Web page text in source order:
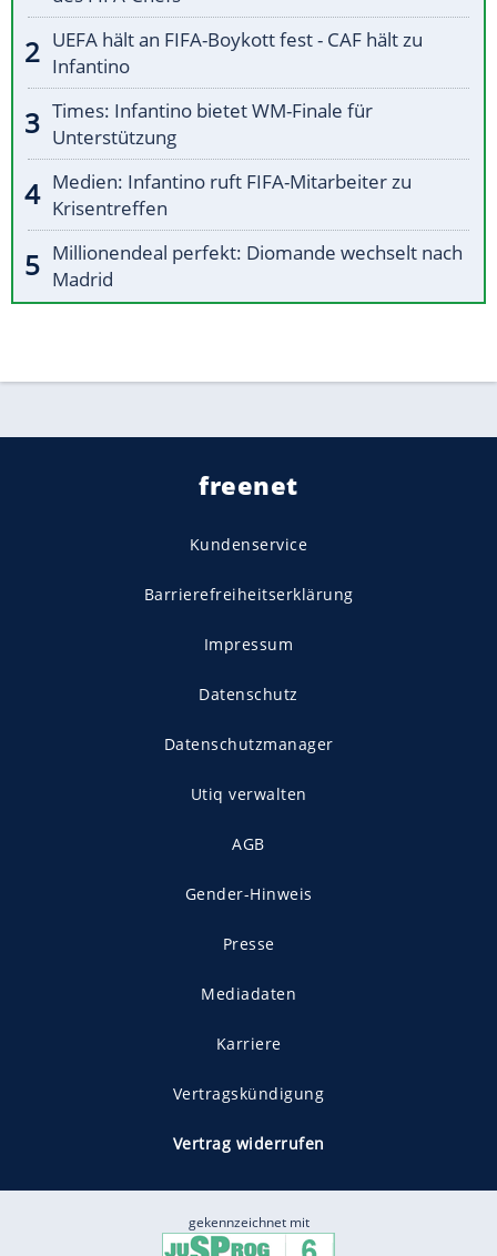
UEFA hält an FIFA-Boykott fest - CAF hält zu
Infantino
Times: Infantino bietet WM-Finale für
Unterstützung
Medien: Infantino ruft FIFA-Mitarbeiter zu
Krisentreffen
Millionendeal perfekt: Diomande wechselt nach
Madrid
freenet
Kundenservice
Barrierefreiheitserklärung
Impressum
Datenschutz
Datenschutzmanager
Utiq verwalten
AGB
Gender-Hinweis
Presse
Mediadaten
Karriere
Vertragskündigung
Vertrag widerrufen
gekennzeichnet mit